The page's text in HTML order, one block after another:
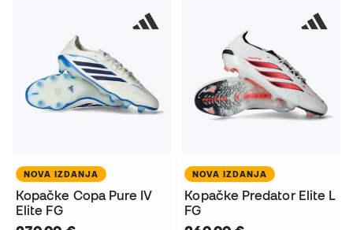
NOVA IZDANJA
Kopačke Copa Pure IV
Elite FG
NOVA IZDANJA
Kopačke Predator Elite L
FG